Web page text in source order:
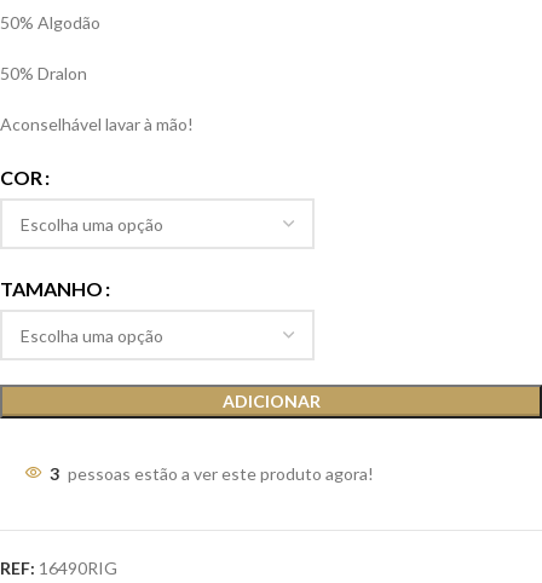
50% Algodão
50% Dralon
Aconselhável lavar à mão!
COR
TAMANHO
ADICIONAR
3 pessoas estão a ver este produto agora!
REF: 16490RIG